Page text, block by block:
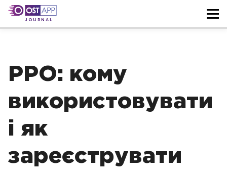
JOURNAL
РРО: кому
використовувати
і як
зареєструвати